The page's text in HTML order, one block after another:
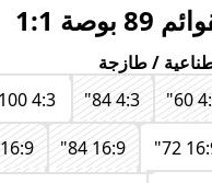
89 بوصة 1:1
/ طازجة
4:3 84"
4:3 100"
16:9
16:9 84"
16:9 108"